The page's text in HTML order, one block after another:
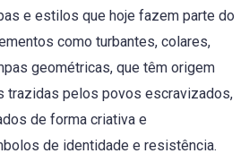
e estilos que hoje fazem parte do
como turbantes, colares,
geométricas, que têm origem
trazidas pelos povos escravizados,
de forma criativa e
de identidade e resistência.